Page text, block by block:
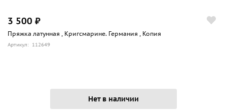
3 500 ₽
Пряжка латунная , Кригсмарине. Германия , Копия
Артикул: 112649
Нет в наличии